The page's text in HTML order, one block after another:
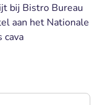
bij Bistro Bureau
aan het Nationale
cava